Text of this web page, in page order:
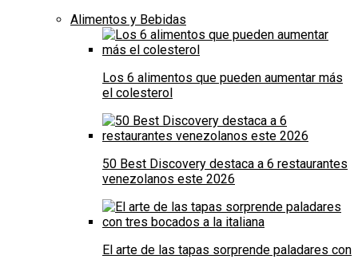
Alimentos y Bebidas
Los 6 alimentos que pueden aumentar más
el colesterol
50 Best Discovery destaca a 6 restaurantes
venezolanos este 2026
El arte de las tapas sorprende paladares con